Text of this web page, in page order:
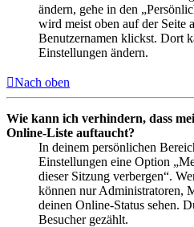
ändern, gehe in den
wird meist oben auf der Seite
Benutzernamen klickst. Dort
Einstellungen ändern.
Nach oben
Wie kann ich verhindern, dass
Online-Liste auftaucht?
In deinem persönlichen
Einstellungen eine Option
dieser Sitzung verbergen“.
können nur Administratoren,
deinen Online-Status sehen.
Besucher gezählt.